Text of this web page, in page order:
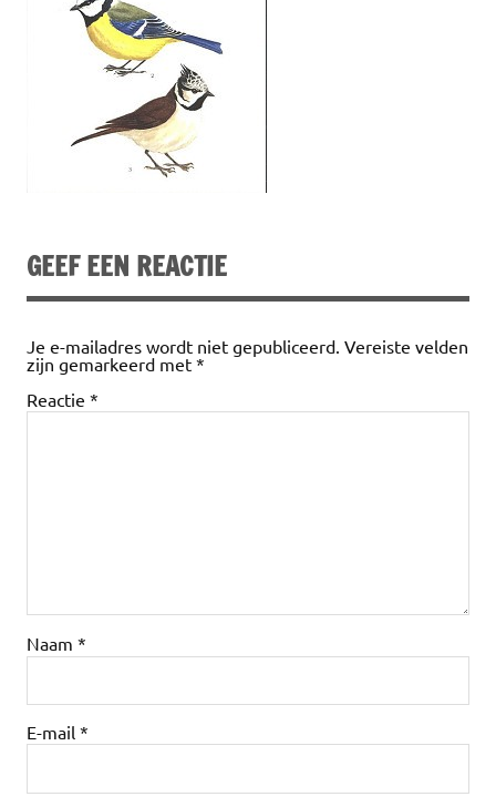
GEEF EEN REACTIE
Je e-mailadres wordt niet gepubliceerd. Vereiste velden
zijn gemarkeerd met *
Reactie *
Naam *
E-mail *